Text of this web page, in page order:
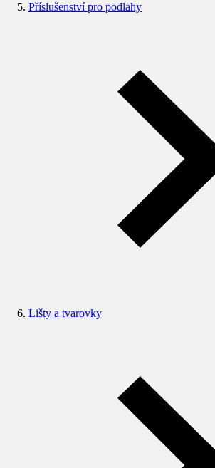
Příslušenství pro podlahy
Lišty a tvarovky